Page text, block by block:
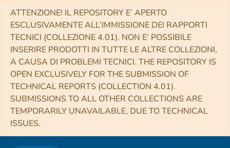
ATTENZIONE! IL REPOSITORY E’ APERTO
ESCLUSIVAMENTE ALL’IMMISSIONE DEI RAPPORTI
TECNICI (COLLEZIONE 4.01). NON E’ POSSIBILE
INSERIRE PRODOTTI IN TUTTE LE ALTRE COLLEZIONI,
A CAUSA DI PROBLEMI TECNICI. THE REPOSITORY IS
OPEN EXCLUSIVELY FOR THE SUBMISSION OF
TECHNICAL REPORTS (COLLECTION 4.01).
SUBMISSIONS TO ALL OTHER COLLECTIONS ARE
TEMPORARILY UNAVAILABLE, DUE TO TECHNICAL
ISSUES.